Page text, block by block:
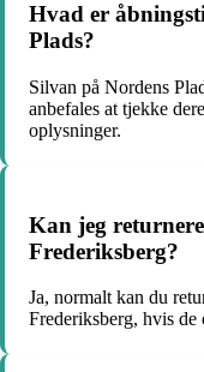
Hvad er
Plads?
Silvan på Nordens
anbefales at tjekke
oplysninger.
Kan jeg
Frederiksberg?
Ja, normalt kan du
Frederiksberg, hvis